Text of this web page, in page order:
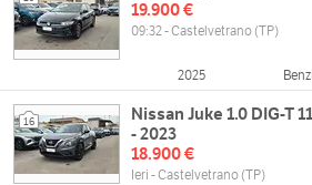
19.900 €
09:32 - Castelvetrano (TP)
2025
16
Nissan Juke 1.0 DIG-T
- 2023
18.900 €
Ieri - Castelvetrano (TP)